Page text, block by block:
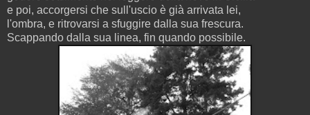
e poi, accorgersi che sull'uscio è già arrivata lei,
l'ombra, e ritrovarsi a sfuggire dalla sua frescura.
Scappando dalla sua linea, fin quando possibile.